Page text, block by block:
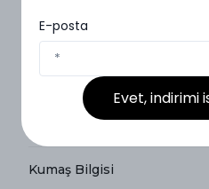
Boy
Göğüs 54cm
Kumaş Bilgisi
E-posta
Evet, indirimi